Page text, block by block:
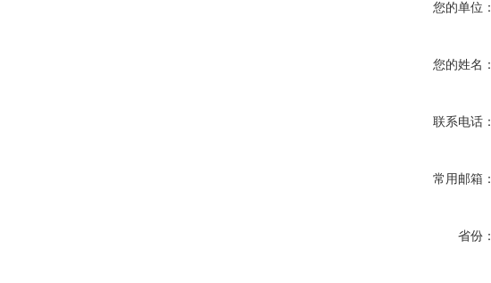
您的单位：
您的姓名：
联系电话：
常用邮箱：
省份：